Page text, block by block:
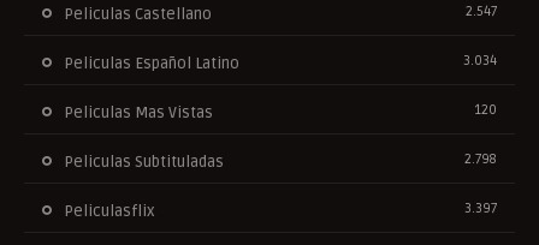
Peliculas Castellano 2.547
Peliculas Español Latino 3.034
Peliculas Mas Vistas 120
Peliculas Subtituladas 2.798
Peliculasflix 3.397